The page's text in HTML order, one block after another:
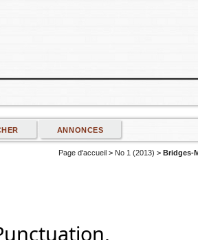
ANNONCES
Page d'accueil > No 1 (2013) > Bridges-